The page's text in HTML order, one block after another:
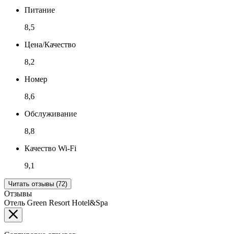
Питание
8,5
Цена/Качество
8,2
Номер
8,6
Обслуживание
8,8
Качество Wi-Fi
9,1
Читать отзывы (72)
Отзывы
Отель Green Resort Hotel&Spa